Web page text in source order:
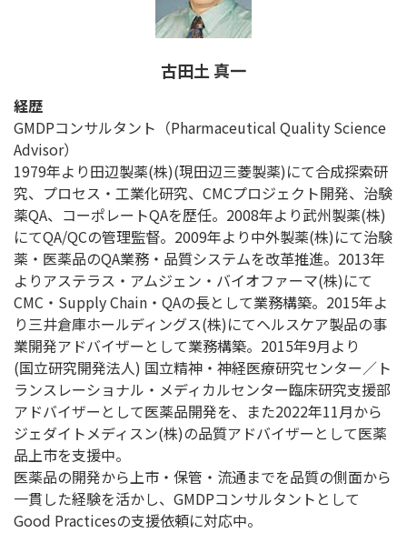
古田土 真一
経歴
GMDPコンサルタント（Pharmaceutical Quality Science
Advisor）
1979年より田辺製薬(株)(現田辺三菱製薬)にて合成探索研
究、プロセス・工業化研究、CMCプロジェクト開発、治験
薬QA、コーポレートQAを歴任。2008年より武州製薬(株)
にてQA/QCの管理監督。2009年より中外製薬(株)にて治験
薬・医薬品のQA業務・品質システムを改革推進。2013年
よりアステラス・アムジェン・バイオファーマ(株)にて
CMC・Supply Chain・QAの長として業務構築。2015年よ
り三井倉庫ホールディングス(株)にてヘルスケア製品の事
業開発アドバイザーとして業務構築。2015年9月より
(国立研究開発法人) 国立精神・神経医療研究センター／ト
ランスレーショナル・メディカルセンター臨床研究支援部
アドバイザーとして医薬品開発を、また2022年11月から
ジェダイトメディスン(株)の品質アドバイザーとして医薬
品上市を支援中。
医薬品の開発から上市・保管・流通までを品質の側面から
一貫した経験を活かし、GMDPコンサルタントとして
Good Practicesの支援依頼に対応中。